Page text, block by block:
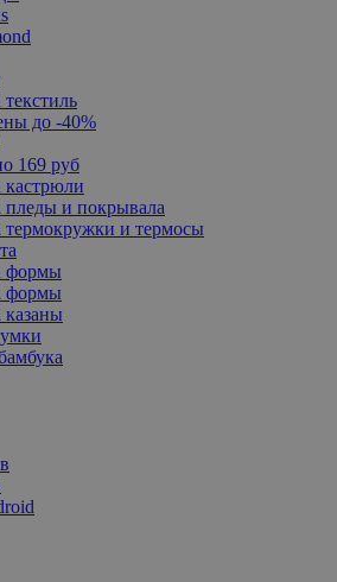
до -40%
169 руб
кастрюли
пледы и покрывала
термокружки и термосы
формы
формы
казаны